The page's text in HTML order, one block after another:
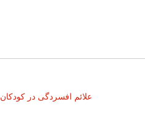
علائم افسردگی در کودکان